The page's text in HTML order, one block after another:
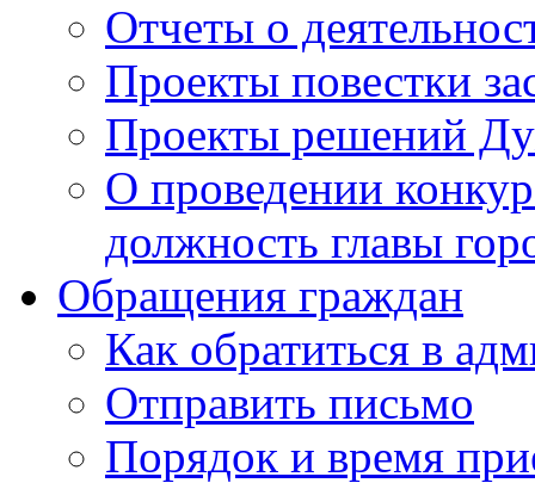
Отчеты о
Проекты повестки
Проекты решений
О проведении
должность главы
Обращения граждан
Как обратиться в
Отправить письмо
Порядок и время